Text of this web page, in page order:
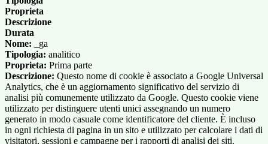
Proprieta
Descrizione
Durata
Nome: _ga
Tipologia: analitico
Proprieta: Prima parte
Descrizione: Questo nome di cookie è associato a Google Universal
Analytics, che è un aggiornamento significativo del servizio di
analisi più comunemente utilizzato da Google. Questo cookie viene
utilizzato per distinguere utenti unici assegnando un numero
generato in modo casuale come identificatore del cliente. È incluso
in ogni richiesta di pagina in un sito e utilizzato per calcolare i dati di
visitatori, sessioni e campagne per i rapporti di analisi dei siti.